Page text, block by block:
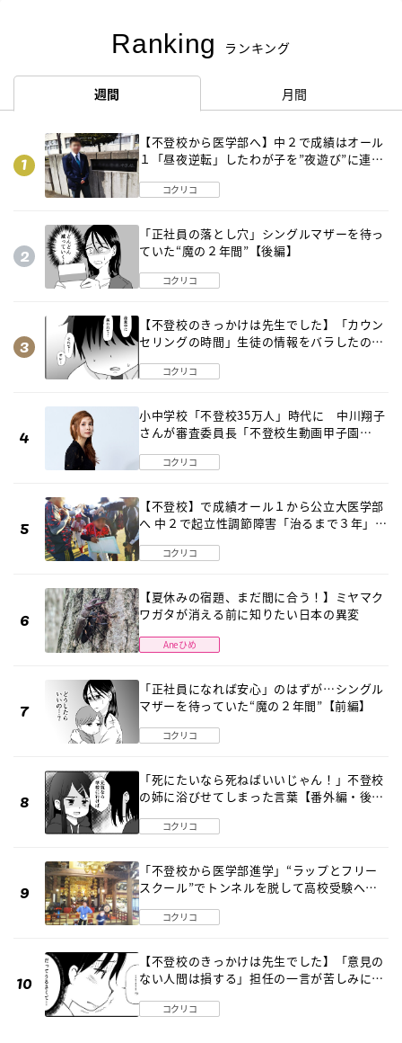
Ranking ランキング
週間 月間
【不登校から医学部へ】中２で成績はオール
１「昼夜逆転」したわが子を”夜遊び”に連れ
コクリコ
「正社員の落とし穴」シングルマザーを待っ
ていた“魔の２年間”【後編】
コクリコ
【不登校のきっかけは先生でした】「カウン
セリングの時間」生徒の情報をバラしたの
コクリコ
小中学校「不登校35万人」時代に 中川翔子
さんが審査委員長「不登校生動画甲子園
コクリコ
【不登校】で成績オール１から公立大医学部
へ 中２で起立性調節障害「治るまで３年」の
コクリコ
【夏休みの宿題、まだ間に合う！】ミヤマク
ワガタが消える前に知りたい日本の異変
Aneひめ
「正社員になれば安心」のはずが…シングル
マザーを待っていた“魔の２年間”【前編】
コクリコ
「死にたいなら死ねばいいじゃん！」不登校
の姉に浴びせてしまった言葉【番外編・後
コクリコ
「不登校から医学部進学」“ラップとフリー
スクール”でトンネルを脱して高校受験へ
コクリコ
【不登校のきっかけは先生でした】「意見の
ない人間は損する」担任の一言が苦しみに…
コクリコ